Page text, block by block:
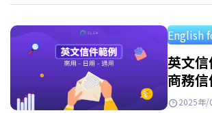
Speak 已整理出一套完整的英文
構，適用於商用英文書信格式、
學測、英文書信格式作文等多種
不同範例，幫助學習者輕鬆掌握
英文
商務
朋友、
2025年/